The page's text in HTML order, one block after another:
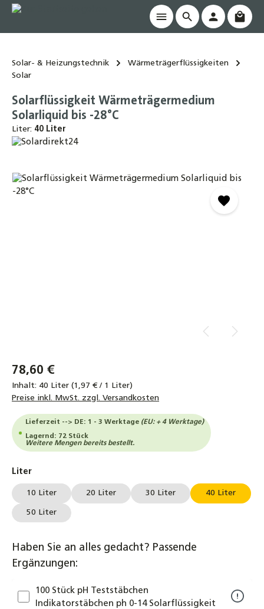
springen
Solar- & Heizungstechnik
Wärmeträgerflüssigkeiten
Solar
Solarflüssigkeit Wärmeträgermedium
Solarliquid bis -28°C
Liter: 40 Liter
Bildergalerie überspringen
78,60 €
Inhalt: 40 Liter (1,97 € / 1 Liter)
Preise inkl. MwSt. zzgl. Versandkosten
Lieferzeit --> DE: 1 - 3 Werktage (EU: + 4 Werktage)
Lagernd: 72 Stück
Weitere Mengen bereits bestellt.
Literauswählen
10 Liter 20 Liter 30 Liter 40 Liter
50 Liter
Haben Sie an alles gedacht? Passende
Ergänzungen:
100 Stück pH Teststäbchen
Indikatorstäbchen ph 0-14 Solarflüssigkeit